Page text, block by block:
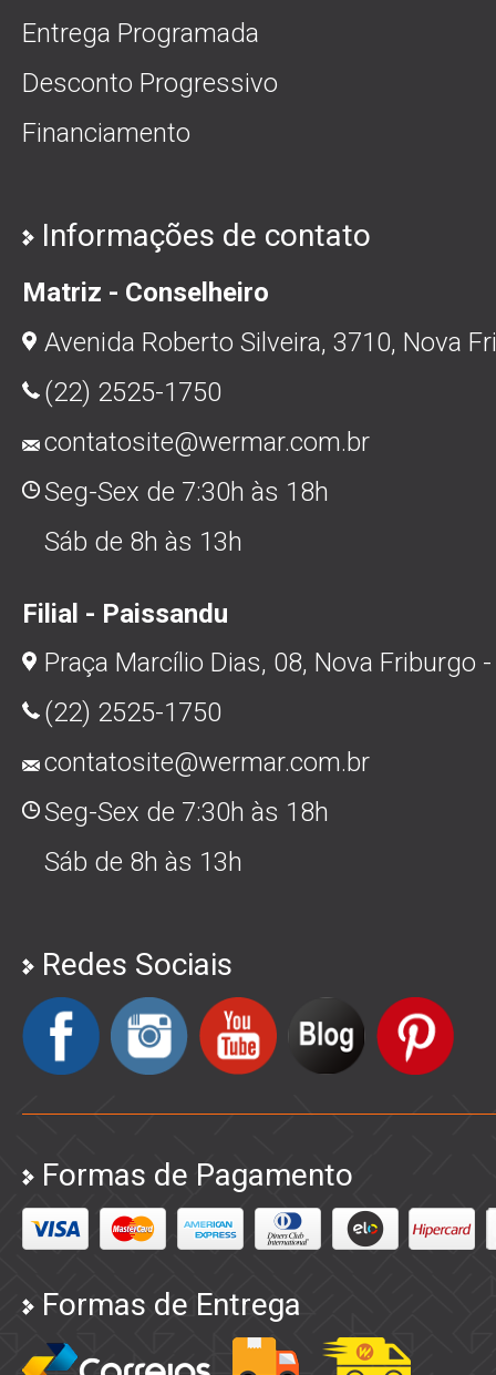
Entrega Programada
Desconto Progressivo
Financiamento
Informações de contato
Matriz - Conselheiro
Avenida Roberto Silveira, 3710, Nova
(22) 2525-1750
contatosite@wermar.com.br
Seg-Sex de 7:30h às 18h
Sáb de 8h às 13h
Filial - Paissandu
Praça Marcílio Dias, 08, Nova Friburgo
(22) 2525-1750
contatosite@wermar.com.br
Seg-Sex de 7:30h às 18h
Sáb de 8h às 13h
Redes Sociais
Formas de Pagamento
Formas de Entrega